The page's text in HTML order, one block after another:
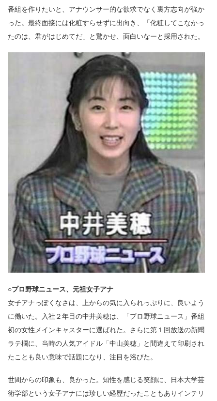
番組を作りたいと、アナウンサー的な欲求でなく裏方志向が強か
った。最終面接には化粧すらせずに出向き、「化粧してこなかっ
たのは、君がはじめてだ」と驚かせ、面白いなーと採用された。
○プロ野球ニュース、元祖女子アナ
女子アナっぽくなさは、上からの気に入られっぷりに、良いよう
に働いた。入社２年目の中井美穂は、「プロ野球ニュース」番組
初の女性メインキャスターに選ばれた。さらに第１回放送の新聞
ラテ欄に、当時の人気アイドル「中山美穂」と間違えて印刷され
たことも良い意味で話題になり、注目を浴びた。
世間からの印象も、良かった。知性を感じる笑顔に、日本大学芸
術学部という女子アナには珍しい経歴だったこともありインテリ